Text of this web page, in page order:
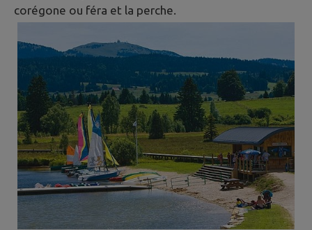
corégone ou féra et la perche.